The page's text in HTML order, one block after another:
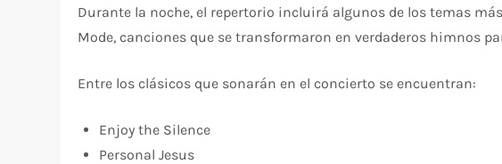
Durante la noche, el repertorio incluirá algunos de los temas
Mode, canciones que se transformaron en verdaderos himnos
Entre los clásicos que sonarán en el concierto se encuentran:
Enjoy the Silence
Personal Jesus